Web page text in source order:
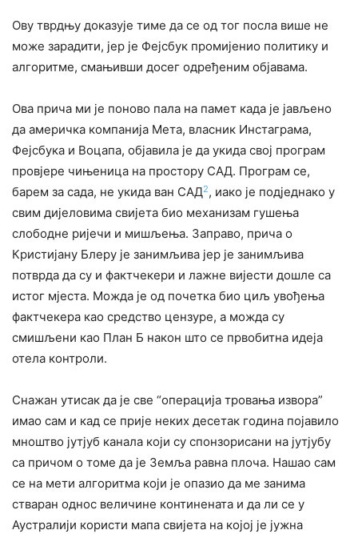
Ову тврдњу доказује тиме да се од тог посла више не
може зарадити, јер је Фејсбук промијенио политику и
алгоритме, смањивши досег одређеним објавама.
Ова прича ми је поново пала на памет када је јављено
да америчка компанија Мета, власник Инстаграма,
Фејсбука и Воцапа, објавила је да укида свој програм
провјере чињеница на простору САД. Програм се,
барем за сада, не укида ван САД2, иако је подједнако у
свим дијеловима свијета био механизам гушења
слободне ријечи и мишљења. Заправо, прича о
Кристијану Блеру је занимљива јер је занимљива
потврда да су и фактчекери и лажне вијести дошле са
истог мјеста. Можда је од почетка био циљ увођења
фактчекера као средство цензуре, а можда су
смишљени као План Б након што се првобитна идеја
отела контроли.
Снажан утисак да је све “операција тровања извора”
имао сам и кад се прије неких десетак година појавило
мноштво јутјуб канала који су спонзорисани на јутјубу
са причом о томе да је Земља равна плоча. Нашао сам
се на мети алгоритма који је опазио да ме занима
стваран однос величине континената и да ли се у
Аустралији користи мапа свијета на којој је јужна